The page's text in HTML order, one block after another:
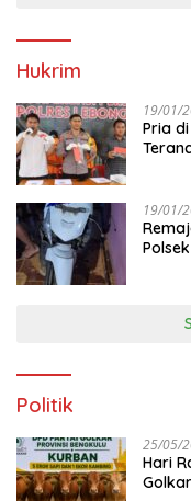
Hukrim
19/01/
Pria
19/01/
Politik
25/05/
Hari